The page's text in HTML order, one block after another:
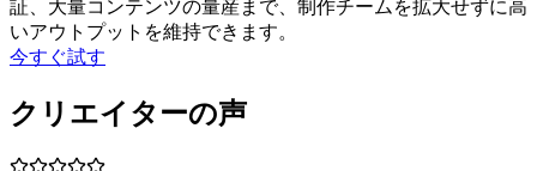
証、大量コンテンツの量産まで、制作チームを拡大せずに高
いアウトプットを維持できます。
今すぐ試す
クリエイターの声